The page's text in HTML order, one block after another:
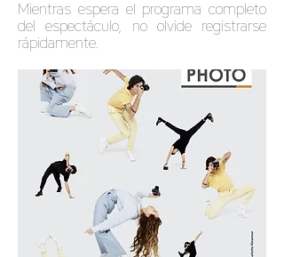
Mientras espera el programa completo
del espectáculo, no olvide registrarse
rápidamente.